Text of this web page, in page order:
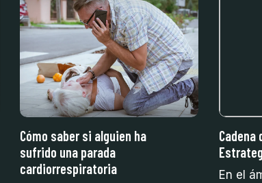
Cómo saber si alguien ha
sufrido una parada
cardiorrespiratoria
Cadena
En el